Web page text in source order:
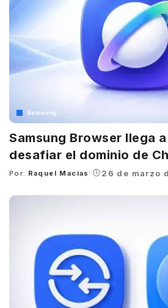
Samsung
Samsung Browser llega
desafiar el dominio de
Posted
Por: Raquel Macias 26 de marzo